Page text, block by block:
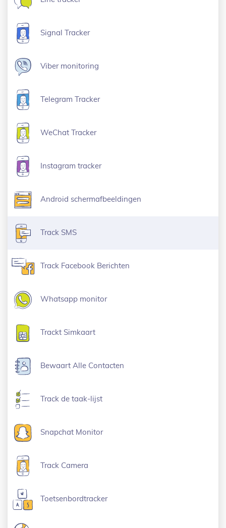
Signal Tracker
Viber monitoring
Telegram Tracker
WeChat Tracker
Instagram tracker
Android schermafbeeldingen
Track SMS
Track Facebook Berichten
Whatsapp monitor
Trackt Simkaart
Bewaart Alle Contacten
Track de taak-lijst
Snapchat Monitor
Track Camera
Toetsenbordtracker